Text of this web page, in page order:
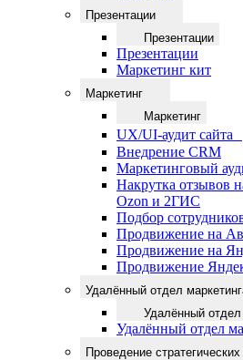
Презентации
Презентации
Презентации
Маркетинг кит
Маркетинг
Маркетинг
UX/UI-аудит сайта
Внедрение CRM
Маркетинговый
Накрутка отзывов
Ozon и 2ГИС
Подбор
Продвижение на
Продвижение на
Продвижение
Удалённый отдел
Удалённый отдел
Удалённый отдел
Проведение